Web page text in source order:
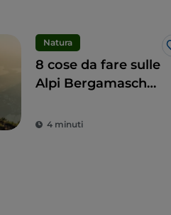
Natura
8 cose da fare sulle
Alpi Bergamasche
bellezza
4 minuti